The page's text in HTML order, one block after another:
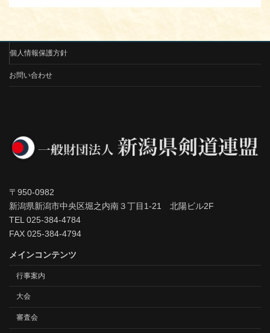
個人情報保護方針
お問い合わせ
〒950-0982
新潟県新潟市中央区堀之内南３丁目1-21 北陽ビル2F
TEL 025-384-4784
FAX 025-384-4794
メインコンテンツ
行事案内
大会
審査会